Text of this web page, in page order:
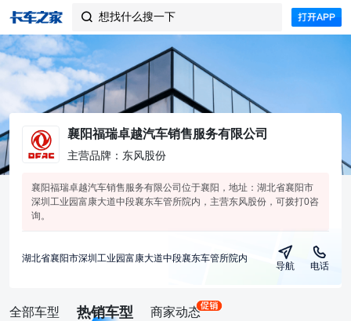
 想找什么搜一下
襄阳福瑞卓越汽车销售服务有限公司
主营品牌：东风股份
襄阳福瑞卓越汽车销售服务有限公司位于襄阳，地址：湖北省襄阳市
深圳工业园富康大道中段襄东车管所院内，主营东风股份，可拨打0咨
询。
湖北省襄阳市深圳工业园富康大道中段襄东车管所院内
导航 电话
全部车型 热销车型 商家动态